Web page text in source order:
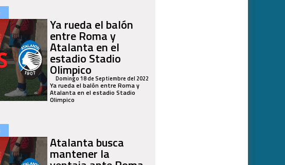
Ya rueda el balón
entre Roma y
Atalanta en el
estadio Stadio
Olimpico
Domingo 18 de Septiembre del 2022
Ya rueda el balón entre Roma y
Atalanta en el estadio Stadio
Olimpico
Atalanta busca
mantener la